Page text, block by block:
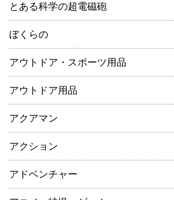
とある科学の超電磁砲
ぼくらの
アウトドア・スポーツ用品
アウトドア用品
アクアマン
アクション
アドベンチャー